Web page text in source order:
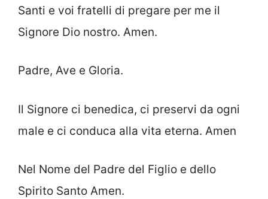
Santi e voi fratelli di pregare per me il
Signore Dio nostro. Amen.
Padre, Ave e Gloria.
Il Signore ci benedica, ci preservi da ogni
male e ci conduca alla vita eterna. Amen
Nel Nome del Padre del Figlio e dello
Spirito Santo Amen.